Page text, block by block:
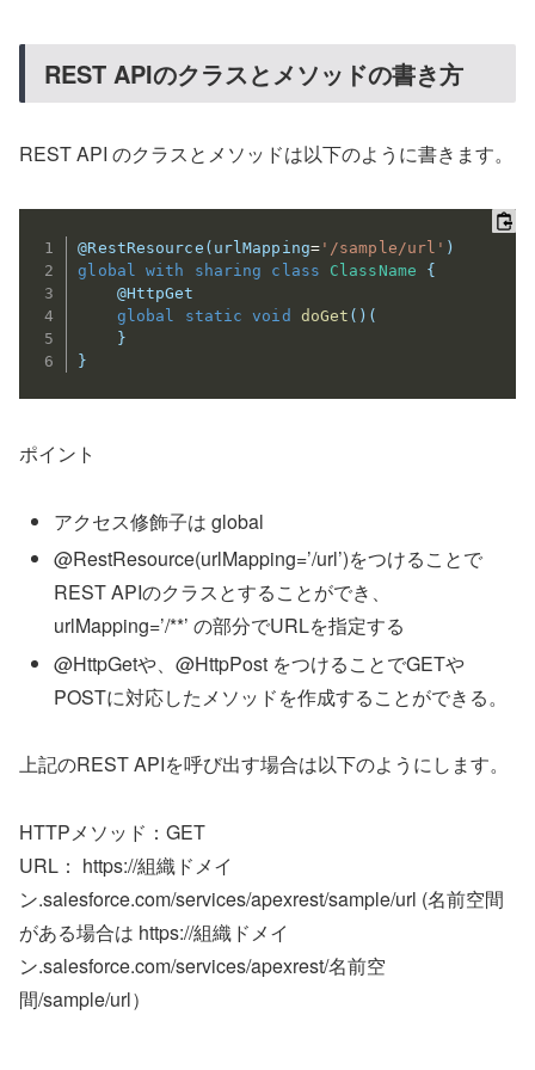
REST APIのクラスとメソッドの書き方
REST API のクラスとメソッドは以下のように書きます。
@RestResource ( urlMapping='/sample/url' )
global
with sharing class ClassName
{
@HttpGet
global
static void doGet ( ) (
}
}
ポイント
アクセス修飾子は global
@RestResource(urlMapping=’/url’)をつけることで
REST APIのクラスとすることができ、
urlMapping=’/**’ の部分でURLを指定する
@HttpGetや、@HttpPost をつけることでGETや
POSTに対応したメソッドを作成することができる。
上記のREST APIを呼び出す場合は以下のようにします。
HTTPメソッド：GET
URL： https://組織ドメイ
ン.salesforce.com/services/apexrest/sample/url (名前空間
がある場合は https://組織ドメイ
ン.salesforce.com/services/apexrest/名前空
間/sample/url）